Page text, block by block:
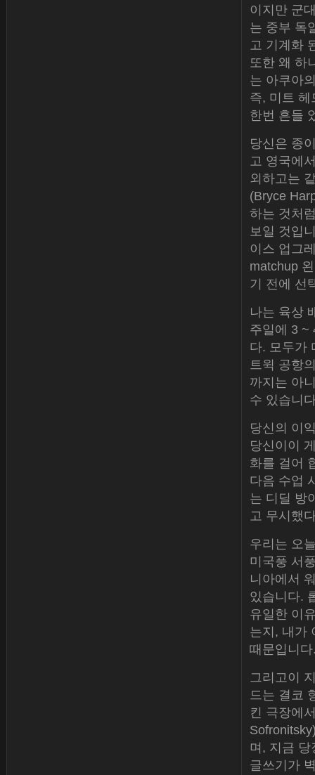
이지만 군
는 중부 독
고 기계화
또한 왜 하
는 아쿠아
즉, 미트
한번 흔들
당신은 종
고 영국에
외하고는
(Bryce
하는 것처
보일 것입
이스 업그
matchup
기 전에 선
나는 육상
주일에 3 ~
다. 모두가
트윅 공항
까지는 아
수 있습니
당신의 이
당신이이
화를 걸어
다음 수업
는 디딜 방
고 무시했
우리는 오
미국풍 서
니아에서
있습니다.
유일한 이
는지, 내가
때문입니
그리고이
드는 결코
킨 극장에
며, 지금
글쓰기가